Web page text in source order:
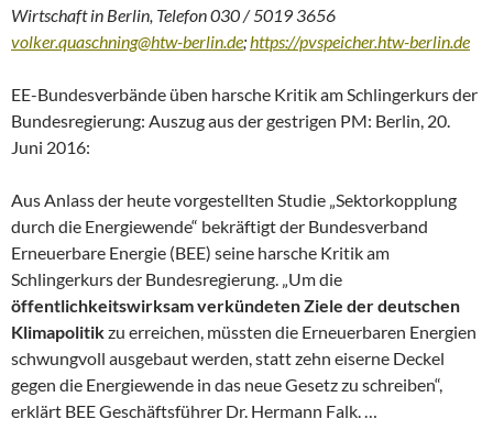
Wirtschaft in Berlin, Telefon 030 / 5019 3656
volker.quaschning@htw-berlin.de;https://pvspeicher.htw-berlin.de
EE-Bundesverbände üben harsche Kritik am Schlingerkurs der
Bundesregierung: Auszug aus der gestrigen PM: Berlin, 20.
Juni 2016:
Aus Anlass der heute vorgestellten Studie „Sektorkopplung
durch die Energiewende“ bekräftigt der Bundesverband
Erneuerbare Energie (BEE) seine harsche Kritik am
Schlingerkurs der Bundesregierung. „Um die
öffentlichkeitswirksam verkündeten Ziele der deutschen
Klimapolitikzu erreichen, müssten die Erneuerbaren Energien
schwungvoll ausgebaut werden, statt zehn eiserne Deckel
gegen die Energiewende in das neue Gesetz zu schreiben“,
erklärt BEE Geschäftsführer Dr. Hermann Falk. …